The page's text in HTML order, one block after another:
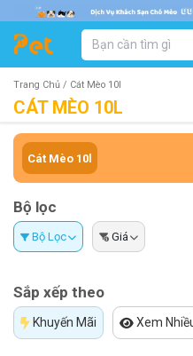
DANH
SẢN PHẨM DÀNH CHO MÈO
SẨN PHẨM THEO
Trang Chủ / Cát Mèo 10l
CÁT MÈO 10L
Cát Mèo 10l
Bộ lọc
Bộ Lọc Giá
Sắp xếp theo
Khuyến Mãi Xem